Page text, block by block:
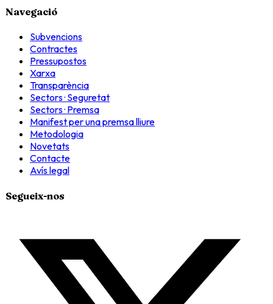
Navegació
Subvencions
Contractes
Pressupostos
Xarxa
Transparència
Sectors · Seguretat
Sectors · Premsa
Manifest per una premsa lliure
Metodologia
Novetats
Contacte
Avís legal
Segueix-nos